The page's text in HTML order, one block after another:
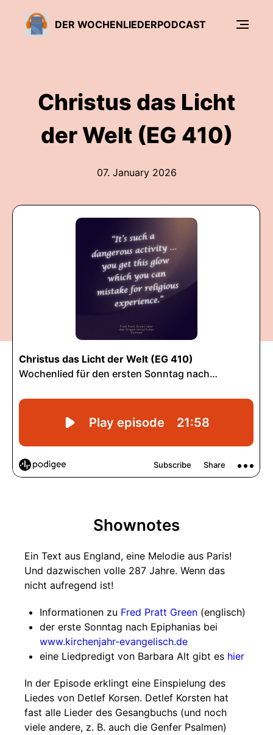
DER WOCHENLIEDERPODCAST
Christus das Licht
der Welt (EG 410)
07. January 2026
Shownotes
Ein Text aus England, eine Melodie aus Paris!
Und dazwischen volle 287 Jahre. Wenn das
nicht aufregend ist!
Informationen zu Fred Pratt Green (englisch)
der erste Sonntag nach Epiphanias bei
www.kirchenjahr-evangelisch.de
eine Liedpredigt von Barbara Alt gibt es hier
In der Episode erklingt eine Einspielung des
Liedes von Detlef Korsen. Detlef Korsten hat
fast alle Lieder des Gesangbuchs (und noch
viele andere, z. B. auch die Genfer Psalmen)